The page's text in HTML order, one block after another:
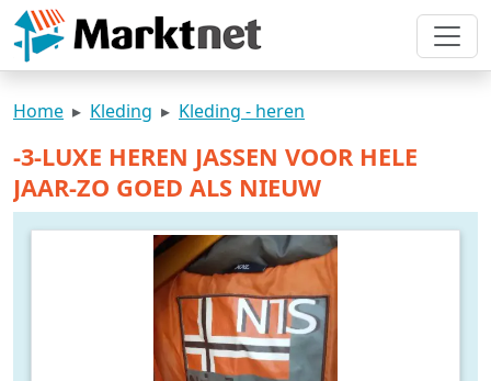
Home Kleding Kleding - heren
-3-LUXE HEREN JASSEN VOOR HELE
JAAR-ZO GOED ALS NIEUW